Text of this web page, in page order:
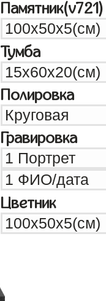
Памятник(v721)
Тумба
Полировка
Гравировка
Цветник